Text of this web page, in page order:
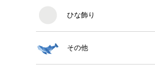
ひな飾り
その他